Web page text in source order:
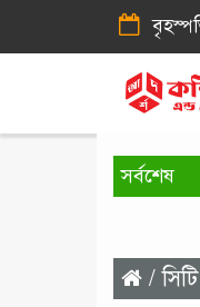
সর্বশেষ
/